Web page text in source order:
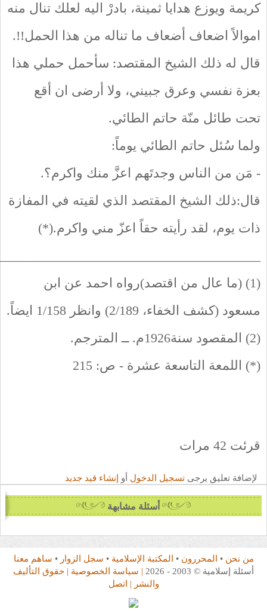
كريمة ويوزع هدايا ثمينة، بادرْ اليه لعلك تنال منه
اموالاً اضعاف أضعاف ما تناله من هذا الحمل!!.
قال له ذلك الشيخ المقتصد: سأحمل حملي هذا
بعزة نفسي وعرق جبيني، ولا أرضى ان أقع
تحت طائل منّة حاتم الطائي.
ولما سُئل حاتم الطائي يوماً:
- مَن من الناس وجدتَهم اعزَّ منك واكرم؟.
قال:ذلك الشيخ المقتصد الذي لقيته في المفازة
ذات يوم، لقد رأيته حقاً اعزّ مني واكرم.(*)
(1) (ما عال من اقتصد)رواه احمد عن ابن
مسعود (كشف الخفاء، 2/189) وانظر 1/158 ايضاً.
(2) المقصود سنة1926م. ــ المترجم.
(*) اللمعة التاسعة عشرة - ص: 215
قرئت 42 مرات
لإضافة تعليق يرجى تسجيل الدخول أو إنشاء قيد جديد
أسئلة مشابهة
من نحن• المحررون• المكتبة الإسلامية• سجل الزوار • ساهم معنا
أسئلة إسلامية © 2003 - 2026
| سياسة الخصوصية | حقوق التأليف
والنشر | اتصل